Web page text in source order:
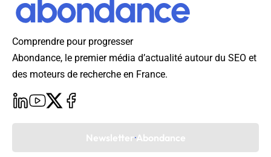
Comprendre pour progresser
Abondance, le premier média d’actualité autour du SEO et
des moteurs de recherche en France.
Newsletter Abondance